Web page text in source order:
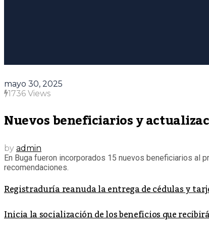
mayo 30, 2025
1736 Views
Nuevos beneficiarios y
by admin
En Buga fueron incorporados 15 nuevos beneficiarios al
recomendaciones.
Registraduría reanuda la entrega de cédulas y
Inicia la socialización de los beneficios que